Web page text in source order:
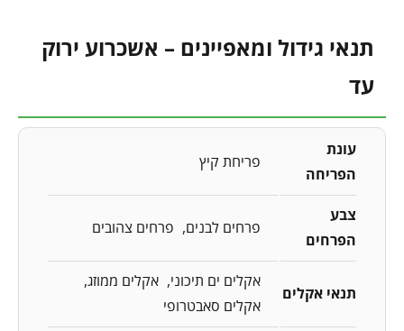
תנאי גידול ומאפיינים – אשכרוע ירוק
עד
עונת
הפריחה
פריחת קיץ
צבע
הפרחים
פרחים לבנים פרחים צהובים
תנאי אקלים
אקלים ים תיכוני
אקלים ממוזג
אקלים סאבטרופי